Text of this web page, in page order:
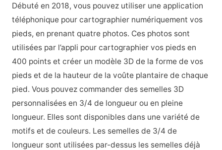
Débuté en 2018, vous pouvez utiliser une application
téléphonique pour cartographier numériquement vos
pieds, en prenant quatre photos. Ces photos sont
utilisées par l’appli pour cartographier vos pieds en
400 points et créer un modèle 3D de la forme de vos
pieds et de la hauteur de la voûte plantaire de chaque
pied. Vous pouvez commander des semelles 3D
personnalisées en 3/4 de longueur ou en pleine
longueur. Elles sont disponibles dans une variété de
motifs et de couleurs. Les semelles de 3/4 de
longueur sont utilisées par-dessus les semelles déjà